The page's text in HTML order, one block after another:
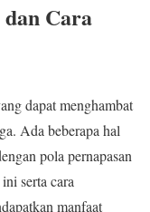
Cara
dapat menghambat
Ada beberapa hal
pola pernapasan
serta cara
manfaat